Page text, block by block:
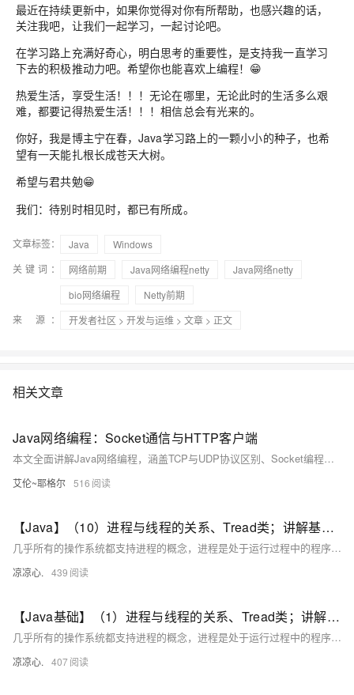
最近在持续更新中，如果你觉得对你有所帮助，也感兴趣的话，
关注我吧，让我们一起学习，一起讨论吧。
在学习路上充满好奇心，明白思考的重要性，是支持我一直学习
下去的积极推动力吧。希望你也能喜欢上编程！😁
热爱生活，享受生活！！！无论在哪里，无论此时的生活多么艰
难，都要记得热爱生活！！！相信总会有光来的。
你好，我是博主宁在春，Java学习路上的一颗小小的种子，也希
望有一天能扎根长成苍天大树。
希望与君共勉😁
我们：待别时相见时，都已有所成。
文章标签： Java
Windows
关键词：
网络前期 Java网络编程netty
Java网络netty
bio网络编程
Netty前期
来 源：
开发者社区 > 开发与运维 > 文章 > 正文
相关文章
Java网络编程：Socket通信与HTTP客户端
本文全面讲解Java网络编程，涵盖TCP与UDP协议区别、Socket编程、HTTP客户端开发及实战案例，助你掌握实时通信、文件传输、聊天应用等场景，附性能优化与面试高频问题解析。
艾伦~耶格尔 516
【Java】（10）进程与线程的关系、Tread类；讲解基本线程安全、网络编程内容；JSON序列化与反序列化
几乎所有的操作系统都支持进程的概念，进程是处于运行过程中的程序，并且具有一定的独立功能，进程是系统进行资源分配和调度的一个独立单位一般而言，进程包含如下三个特征。独立性动态性并发性。
凉凉心. 439
【Java基础】（1）进程与线程的关系、Tread类；讲解基本线程安全、网络编程内容；JSON序列化与反序列化
几乎所有的操作系统都支持进程的概念，进程是处于运行过程中的程序，并且具有一定的独立功能，进程是系统进行资源分配和调度的一个独立单位一般而言，进程包含如下三个特征。独立性动态性并发性。
凉凉心. 407